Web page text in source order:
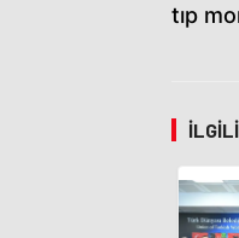
tıp